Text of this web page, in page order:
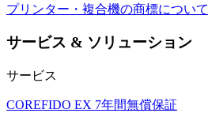
プリンター・複合機の商標について
サービス & ソリューション
サービス
COREFIDO EX 7年間無償保証